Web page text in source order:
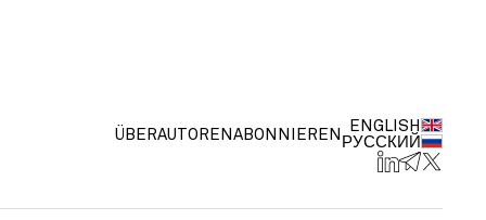
ÜBERAUTOREN ABONNIEREN
ENGLISH
РУССКИЙ